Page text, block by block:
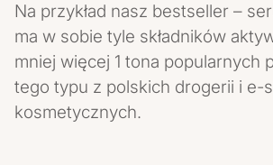
Na przykład nasz bestseller –
ma w sobie tyle składników
mniej więcej 1 tona popularnych
tego typu z polskich drogerii i e-
kosmetycznych.